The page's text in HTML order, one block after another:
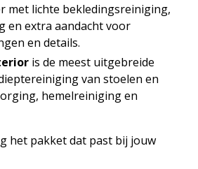
met lichte bekledingsreiniging,
en extra aandacht voor
en details.
is de meest uitgebreide
van stoelen en
hemelreiniging en
het pakket dat past bij jouw